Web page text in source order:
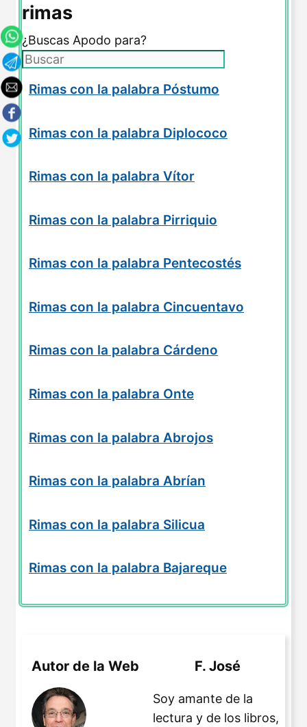
rimas
¿Buscas Apodo para?
Rimas con la palabra Póstumo
Rimas con la palabra Diplococo
Rimas con la palabra Vítor
Rimas con la palabra Pirriquio
Rimas con la palabra Pentecostés
Rimas con la palabra Cincuentavo
Rimas con la palabra Cárdeno
Rimas con la palabra Onte
Rimas con la palabra Abrojos
Rimas con la palabra Abrían
Rimas con la palabra Silicua
Rimas con la palabra Bajareque
Autor de la Web F. José
Soy amante de la
lectura y de los libros,